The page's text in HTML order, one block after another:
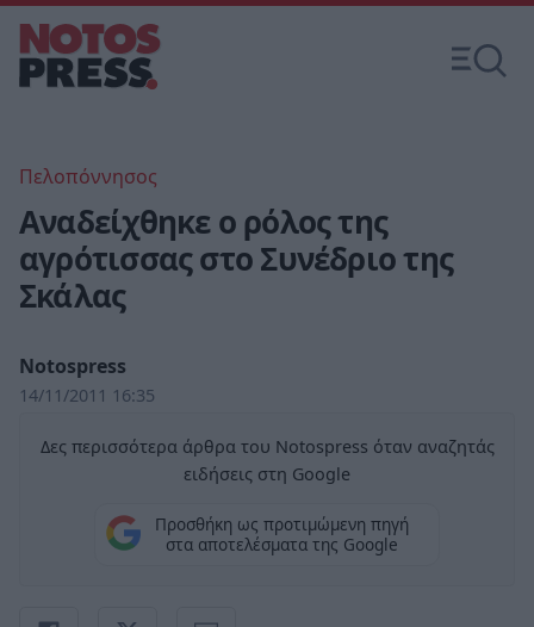
Πελοπόννησος
Αναδείχθηκε ο ρόλος της
αγρότισσας στο Συνέδριο της
Σκάλας
Notospress
14/11/2011 16:35
Δες περισσότερα άρθρα του Notospress όταν αναζητάς
ειδήσεις στη Google
Προσθήκη ως προτιμώμενη πηγή
στα αποτελέσματα της Google